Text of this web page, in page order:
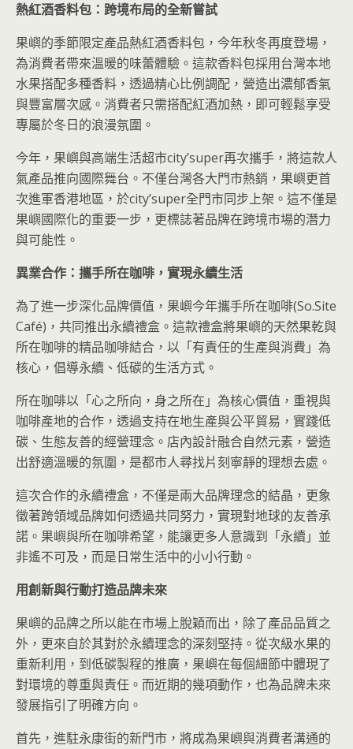
熱紅酒香料包：跨境布局的全新嘗試
果嶼的季節限定產品熱紅酒香料包，今年秋冬再度登場，
為消費者帶來溫暖的味蕾體驗。這款香料包採用台灣本地
水果搭配多種香料，透過精心比例調配，營造出濃郁香氣
與豐富層次感。消費者只需搭配紅酒加熱，即可輕鬆享受
專屬於冬日的浪漫氛圍。
今年，果嶼與高端生活超市city’super再次攜手，將這款人
氣產品推向國際舞台。不僅台灣各大門市熱銷，果嶼更首
次進軍香港地區，於city’super全門市同步上架。這不僅是
果嶼國際化的重要一步，更標誌著品牌在跨境市場的潛力
與可能性。
異業合作：攜手所在咖啡，實現永續生活
為了進一步深化品牌價值，果嶼今年攜手所在咖啡(So.Site
Café)，共同推出永續禮盒。這款禮盒將果嶼的天然果乾與
所在咖啡的精品咖啡結合，以「有責任的生產與消費」為
核心，倡導永續、低碳的生活方式。
所在咖啡以「心之所向，身之所在」為核心價值，重視與
咖啡產地的合作，透過支持在地生產與公平貿易，實踐低
碳、生態友善的經營理念。店內設計融合自然元素，營造
出舒適溫暖的氛圍，是都市人尋找片刻寧靜的理想去處。
這次合作的永續禮盒，不僅是兩大品牌理念的結晶，更象
徵著跨領域品牌如何透過共同努力，實現對地球的友善承
諾。果嶼與所在咖啡希望，能讓更多人意識到「永續」並
非遙不可及，而是日常生活中的小小行動。
用創新與行動打造品牌未來
果嶼的品牌之所以能在市場上脫穎而出，除了產品品質之
外，更來自於其對於永續理念的深刻堅持。從次級水果的
重新利用，到低碳製程的推廣，果嶼在每個細節中體現了
對環境的尊重與責任。而近期的幾項動作，也為品牌未來
發展指引了明確方向。
首先，進駐永康街的新門市，將成為果嶼與消費者溝通的